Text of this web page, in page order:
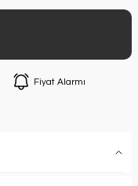
Fiyat Alarmı